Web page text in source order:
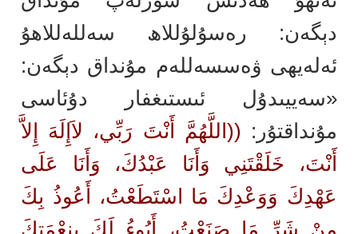
دېگەن: رەسۇلۇللاھ سەللەللاھۇ
ئەلەيھى ۋەسسەللەم مۇنداق دېگەن:
«سەييىدۇل ئىستىغفار دۇئاسى
مۇنداقتۇر: ((اللَّهُمَّ أَنْتَ رَبِّي، لاَإِلَهَ إِلاَّ
أَنْتَ، خَلَقْتَنِي وَأَنَا عَبْدُكَ، وَأَنَا عَلَى
عَهْدِكَ وَوَعْدِكَ مَا اسْتَطَعْتُ، أَعُوذُ بِكَ